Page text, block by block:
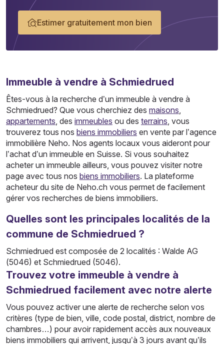
Estimer gratuitement mon bien
Immeuble à vendre à Schmiedrued
Êtes-vous à la recherche d’un immeuble à vendre à
Schmiedrued? Que vous cherchiez des maisons,
appartements, des immeubles ou des terrains, vous
trouverez tous nos biens immobiliers en vente par l’agence
immobilière Neho. Nos agents locaux vous aideront pour
l’achat d’un immeuble en Suisse. Si vous souhaitez
acheter un immeuble ailleurs, vous pouvez visiter notre
page avec tous nos biens immobiliers. La plateforme
acheteur du site de Neho.ch vous permet de facilement
gérer vos recherches de biens immobiliers.
Quelles sont les principales localités de la
commune de Schmiedrued ?
Schmiedrued est composée de 2 localités : Walde AG
(5046) et Schmiedrued (5046).
Trouvez votre immeuble à vendre à
Schmiedrued facilement avec notre alerte
Vous pouvez activer une alerte de recherche selon vos
critères (type de bien, ville, code postal, district, nombre de
chambres…) pour avoir rapidement accès aux nouveaux
biens immobiliers qui arrivent, jusqu’à 3 jours avant qu’ils